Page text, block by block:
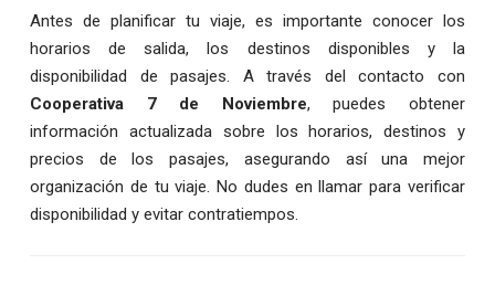
Antes de planificar tu viaje, es importante conocer los
horarios de salida, los destinos disponibles y la
disponibilidad de pasajes. A través del contacto con
Cooperativa 7 de Noviembre, puedes obtener
información actualizada sobre los horarios, destinos y
precios de los pasajes, asegurando así una mejor
organización de tu viaje. No dudes en llamar para verificar
disponibilidad y evitar contratiempos.